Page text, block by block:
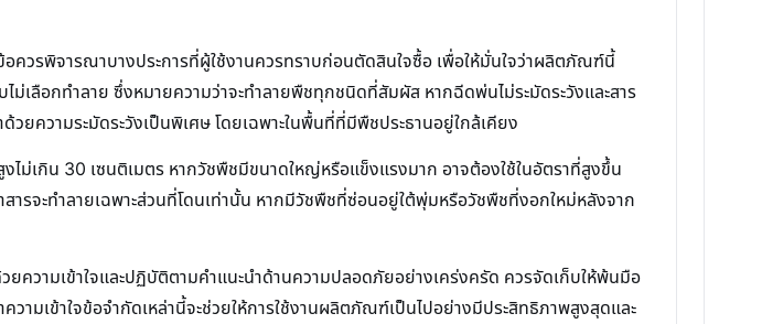
ควรพิจารณาบางประการที่ผู้ใช้งานควรทราบก่อนตัดสินใจซื้อ เพื่อให้มั่นใจว่าผลิตภัณฑ์นี้
เลือกทำลาย ซึ่งหมายความว่าจะทำลายพืชทุกชนิดที่สัมผัส หากฉีดพ่นไม่ระมัดระวังและสาร
ยความระมัดระวังเป็นพิเศษ โดยเฉพาะในพื้นที่ที่มีพืชประธานอยู่ใกล้เคียง
ม่เกิน 30 เซนติเมตร หากวัชพืชมีขนาดใหญ่หรือแข็งแรงมาก อาจต้องใช้ในอัตราที่สูงขึ้น
รจะทำลายเฉพาะส่วนที่โดนเท่านั้น หากมีวัชพืชที่ซ่อนอยู่ใต้พุ่มหรือวัชพืชที่งอกใหม่หลังจาก
วามเข้าใจและปฏิบัติตามคำแนะนำด้านความปลอดภัยอย่างเคร่งครัด ควรจัดเก็บให้พ้นมือ
ามเข้าใจข้อจำกัดเหล่านี้จะช่วยให้การใช้งานผลิตภัณฑ์เป็นไปอย่างมีประสิทธิภาพสูงสุดและ